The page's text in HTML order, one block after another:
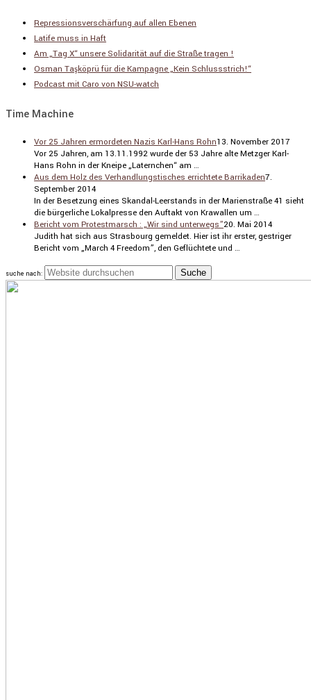
Repressionsverschärfung auf allen Ebenen
Latife muss in Haft
Am „Tag X“ unsere Solidarität auf die Straße tragen !
Osman Taşköprü für die Kampagne „Kein Schlussstrich!“
Podcast mit Caro von NSU-watch
Time Machine
Vor 25 Jahren ermordeten Nazis Karl-Hans Rohn13. November 2017
Vor 25 Jahren, am 13.11.1992 wurde der 53 Jahre alte Metzger Karl-
Hans Rohn in der Kneipe „Laternchen“ am …
Aus dem Holz des Verhandlungstisches errichtete Barrikaden7.
September 2014
In der Beset­zung eines Skandal-Leerstands in der Marien­straße 41 sieht
die bürger­liche Lokal­presse den Auftakt von Krawallen um …
Bericht vom Protestmarsch : „Wir sind unterwegs”20. Mai 2014
Judith hat sich aus Stras­bourg gemeldet. Hier ist ihr erster, gestriger
Bericht vom „March 4 Freedom”, den Geflüch­tete und …
suche nach: